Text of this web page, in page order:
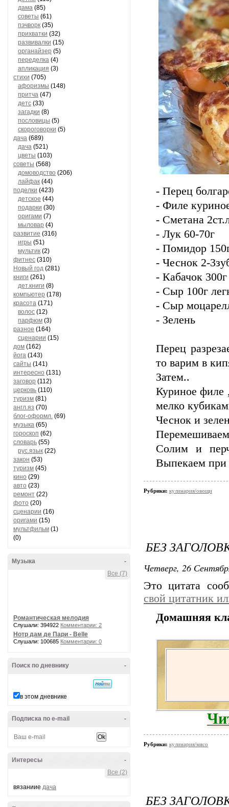
дама (85)
советы (61)
пэчворк (35)
прихватки (32)
развивалки (15)
органайзер (5)
переделка (4)
апликация (3)
стихи (705)
афоризмы (148)
притча (47)
детс (33)
загадки (8)
пословицы (5)
скороговорки (5)
дача (689)
дача (521)
цветы (103)
советы (568)
домоводство (206)
лайфак (44)
поделки (423)
детское (44)
подарки (30)
оригами (7)
мыловар (4)
развитие (316)
игры (51)
мультик (2)
фитнес (310)
Новый год (281)
книги (261)
дет.книги (8)
компьютер (178)
красота (171)
волос (12)
парфюм (3)
разное (164)
сценарии (15)
дом (162)
йога (143)
сайты (141)
интересно (131)
заговор (112)
церковь (110)
туризм (81)
англ.яз (70)
блог-оформл. (69)
музыка (65)
гороскоп (62)
словарь (55)
рус.язык (22)
закон (53)
туризм (45)
кино (29)
авто (23)
ремонт (22)
фото (20)
сценарии (16)
оригами (15)
мультфильм (1)
(0)
-
Музыка
Все (7)
Романтическая мелодия
Слушали: 394922 Комментарии: 2
Нотр дам де Пари - Belle
Слушали: 100685 Комментарии: 0
-
Поиск по дневнику
в этом дневнике
-
Подписка по e-mail
-
Интересы
Все (2)
вязаниие дача
- Перец
- Филе
- Сметана
- Лук 60-70г
- Помидор
- Чеснок 2-
- Кабачок 300г
- Сыр 100г
- Сыр
- Зелень
Перец
то варим в
Затем..
Куриное филе
мелко
Чеснок и
Солим и
Выпекаем при
Рубрики: кулинария/овощи
БЕЗ
Четверг, 26
Это цитата
свой цитатник
Домашняя
Рубрики: кулинария/мясо
БЕЗ